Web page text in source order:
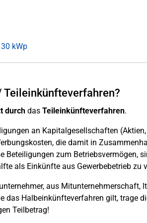
kWp
Teileinkünfteverfahren?
durchdas Teileinkünfteverfahren.
an Kapitalgesellschaften (Aktien,
die damit in
zum Betriebsvermögen,
als Einkünfte aus Gewerbebetrieb zu
aus Mitunternehmerschaft,
Halbeinkünfteverfahren gilt, trage
Teilbetrag!